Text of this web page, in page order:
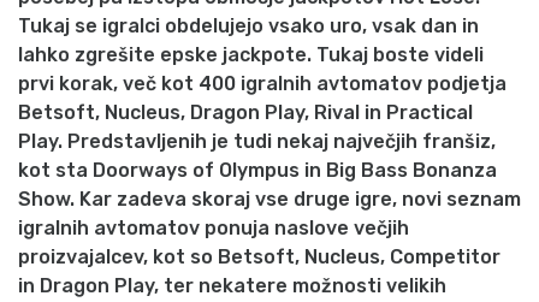
Tukaj se igralci obdelujejo vsako uro, vsak dan in
lahko zgrešite epske jackpote. Tukaj boste videli
prvi korak, več kot 400 igralnih avtomatov podjetja
Betsoft, Nucleus, Dragon Play, Rival in Practical
Play. Predstavljenih je tudi nekaj največjih franšiz,
kot sta Doorways of Olympus in Big Bass Bonanza
Show. Kar zadeva skoraj vse druge igre, novi seznam
igralnih avtomatov ponuja naslove večjih
proizvajalcev, kot so Betsoft, Nucleus, Competitor
in Dragon Play, ter nekatere možnosti velikih